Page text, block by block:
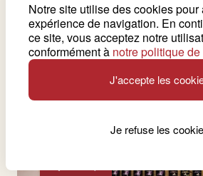
Cave de Bretton
Alain et Sylvia Rey Buschor
l’authentique, la diversité des vins,
Notre site utilise des cookies pour
expérience de navigation. En
ce site, vous acceptez notre
conformément à notre politique
J'accepte les
Je refuse les